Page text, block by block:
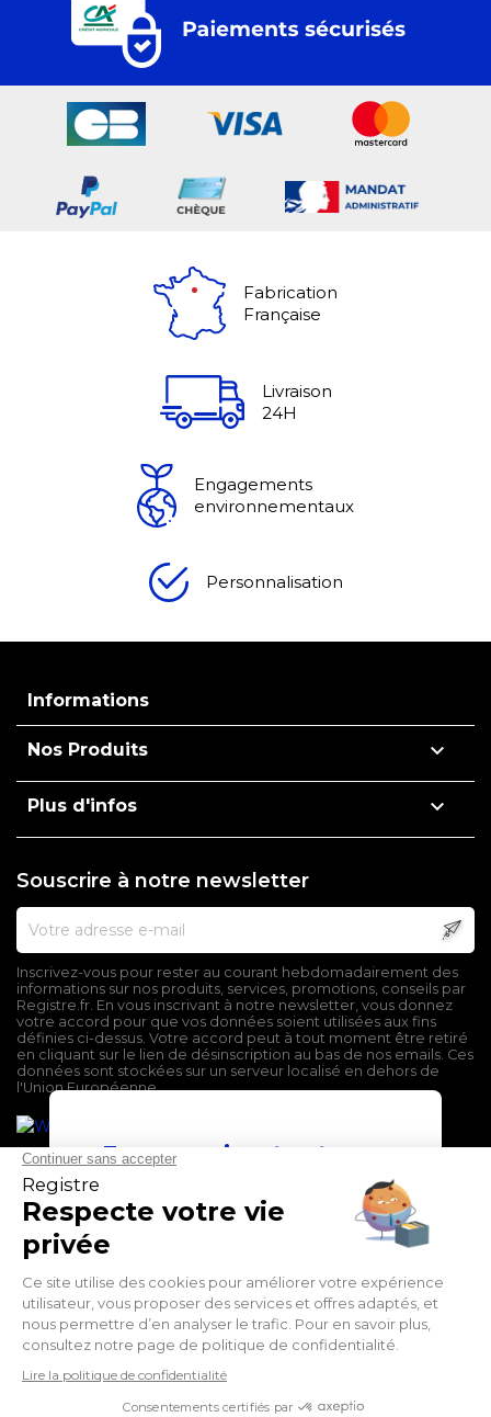
Fabrication
Française
Livraison
24H
Engagements
environnementaux
Personnalisation
Informations
Nos Produits 
Plus d'infos 
Souscrire à notre newsletter
Inscrivez-vous pour rester au courant hebdomadairement des
informations sur nos produits, services, promotions, conseils par
Registre.fr. En vous inscrivant à notre newsletter, vous donnez
votre accord pour que vos données soient utilisées aux fins
définies ci-dessus. Votre accord peut à tout moment être retiré
en cliquant sur le lien de désinscription au bas de nos emails. Ces
données sont stockées sur un serveur localisé en dehors de
l'Union Européenne.
En poursuivant votre
navigation sur ce site,
vous devez accepter
l’utilisation et l'écriture
de Cookies.
J'accepte
En savoir plus
Conditions générales de vente
Politique de confidentialité
FacebookTwitter